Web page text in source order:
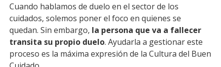
Cuando hablamos de duelo en el sector de los
cuidados, solemos poner el foco en quienes se
quedan. Sin embargo, la persona que va a fallecer
transita su propio duelo. Ayudarla a gestionar este
proceso es la máxima expresión de la Cultura del Buen